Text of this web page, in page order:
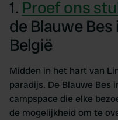
1. Proef ons
de Blauwe
België
Midden in het hart van
paradijs. De Blauwe Bes
campspace die elke
de mogelijkheid om te